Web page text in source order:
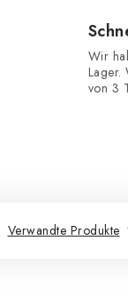
Wir
Lager.
von 3
Verwandte Produkte